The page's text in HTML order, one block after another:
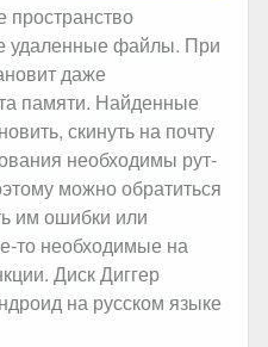
пространство
удаленные файлы. При
даже
памяти. Найденные
скинуть на почту
необходимы рут-
можно обратиться
им ошибки или
то необходимые на
Диск Диггер
на русском языке